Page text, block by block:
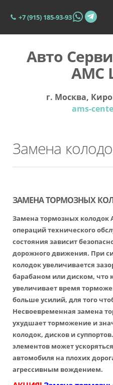
+7 (915) 185-93-93
Авто
АМС
г. Москва,
ams-
Замена
ЗАМЕНА ТОРМОЗНЫХ
Замена тормозных колодок
операций технического
состояния зависит
дорожного движения. При
колодок увеличивается
барабаном или диском, что
увеличивает время
больше усилий, для того
Несвоевременная замена
ухудшает торможение и
колодок, дисков и
элементов может
автомобиля на плохих
агрессивным вождением.